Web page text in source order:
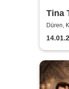
Tina
alt
Düren,